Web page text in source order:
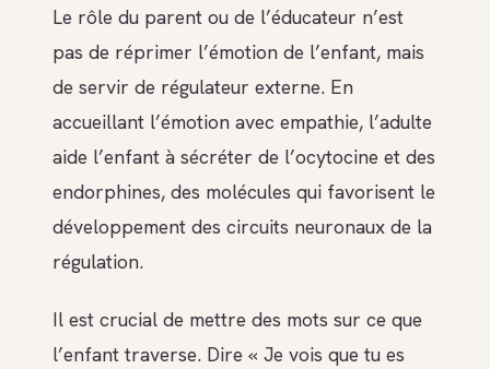
Le rôle du parent ou de l’éducateur n’est
pas de réprimer l’émotion de l’enfant, mais
de servir de régulateur externe. En
accueillant l’émotion avec empathie, l’adulte
aide l’enfant à sécréter de l’ocytocine et des
endorphines, des molécules qui favorisent le
développement des circuits neuronaux de la
régulation.
Il est crucial de mettre des mots sur ce que
l’enfant traverse. Dire « Je vois que tu es